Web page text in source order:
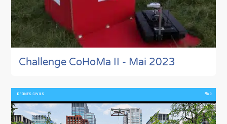
Challenge CoHoMa II - Mai 2023